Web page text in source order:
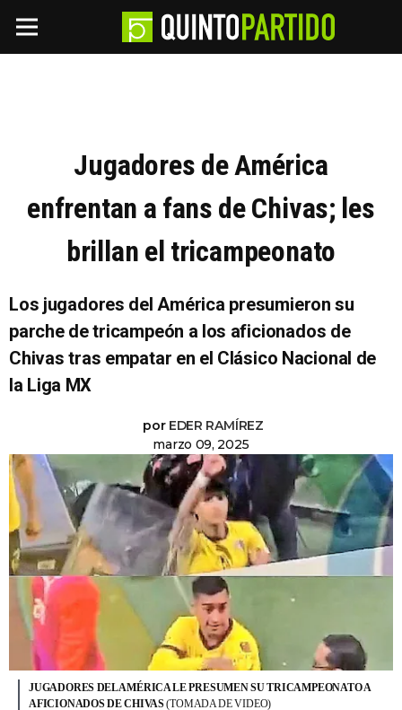
Jugadores de América
enfrentan a fans de Chivas; les
brillan el tricampeonato
Los jugadores del América presumieron su
parche de tricampeón a los aficionados de
Chivas tras empatar en el Clásico Nacional de
la Liga MX
por EDER RAMÍREZ
marzo 09, 2025
JUGADORES DEL AMÉRICA LE PRESUMEN SU TRICAMPEONATO A
AFICIONADOS DE CHIVAS(TOMADA DE VIDEO)